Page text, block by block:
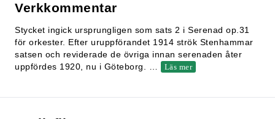
Verkkommentar
Stycket ingick ursprungligen som sats 2 i Serenad op.31
för orkester. Efter uruppförandet 1914 strök Stenhammar
satsen och reviderade de övriga innan serenaden åter
uppfördes 1920, nu i Göteborg.
Läs mer